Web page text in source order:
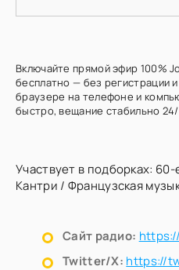
Включайте прямой эфир 100%
бесплатно — без регистрации
браузере на телефоне и
быстро, вещание стабильно
Участвует в подборках: 60-
Кантри / Французская
Сайт радио:
Twitter/X: https://